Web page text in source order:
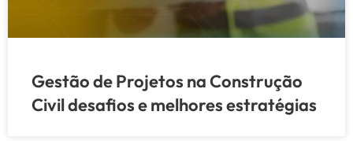
Gestão de Projetos na Construção
Civil desafios e melhores estratégias